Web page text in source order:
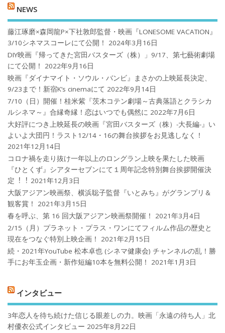
NEWS
藤江琢磨×森岡龍P×下社敦郎監督・映画『LONESOME VACATION』
3/10シネマスコーレにて公開！
2024年3月16日
DIY映画『帰ってきた宮田バスターズ（株）」9/17、第七藝術劇場
にて公開！
2022年9月16日
映画『ダイナマイト・ソウル・バンビ』まさかの上映延長決定、
9/23まで！新宿K’s cinemaにて 2022年9月14日
7/10（日）開催！桂米紫『茨木コテン劇場～古典落語とクラシカ
ルシネマ～』合縁奇縁！恋はいつでも偶然に 2022年7月6日
大好評につき上映延長の映画『宮田バスターズ（株）-大長編-』い
よいよ大団円！ラスト12/14・16の舞台挨拶をお見逃しなく！
2021年12月14日
コロナ禍を⾛り抜け⼀年以上のロングラン上映を果たした映画
『ひとくず』シアターセブンにて１周年記念特別舞台挨拶開催決
定︕︕ 2021年12月3日
大阪アジアン映画祭、横浜聡子監督『いとみち』がグランプリ＆
観客賞！
2021年3月15日
春を呼ぶ、第 16 回大阪アジアン映画祭開催！
2021年3月4日
2/15（月）プラネット・プラス・ワンにてフィルム作品の歴史と
現在をつなぐ特別上映企画！
2021年2月15日
続・2021年YouTube 松本卓也 (シネマ健康会) チャンネルの乱！勝
手にお年玉企画・新作短編10本を無料公開！
2021年1月3日
インタビュー
3年恋人を待ち続けた信じる眼差しの力。映画「永遠の待ち人」北
村優衣公式インタビュー 2025年8月22日